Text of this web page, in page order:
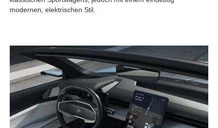
modernen, elektrischen Stil.